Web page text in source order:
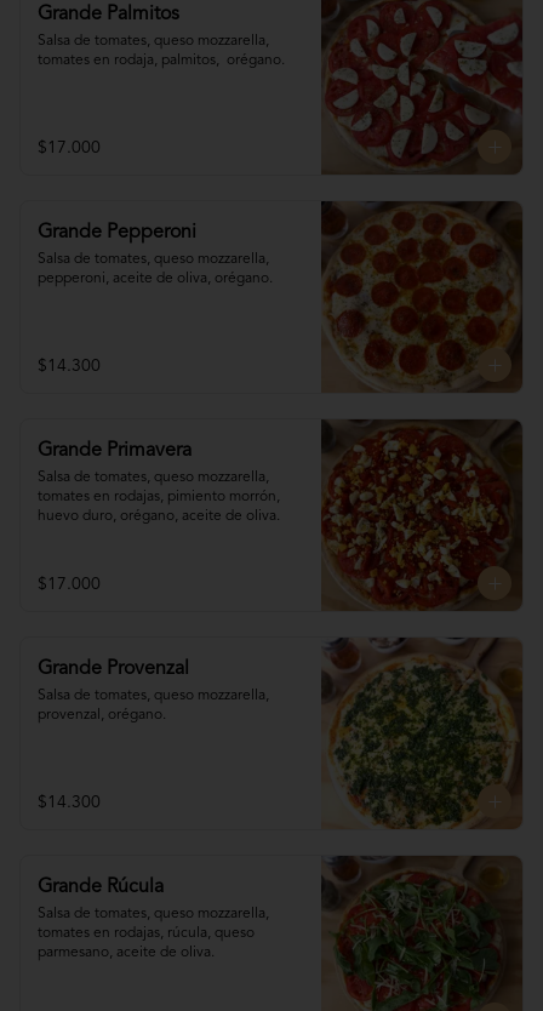
Grande Palmitos
Salsa de tomates, queso mozzarella,
tomates en rodaja, palmitos,  orégano.
$17.000
Grande Pepperoni
Salsa de tomates, queso mozzarella,
pepperoni, aceite de oliva, orégano.
$14.300
Grande Primavera
Salsa de tomates, queso mozzarella,
tomates en rodajas, pimiento morrón,
huevo duro, orégano, aceite de oliva.
$17.000
Grande Provenzal
Salsa de tomates, queso mozzarella,
provenzal, orégano.
$14.300
Grande Rúcula
Salsa de tomates, queso mozzarella,
tomates en rodajas, rúcula, queso
parmesano, aceite de oliva.